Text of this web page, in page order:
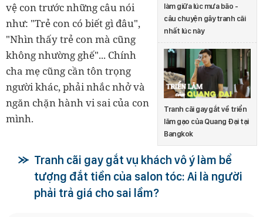
làm giữa lúc mưa bão -
câu chuyện gây tranh cãi
nhất lúc này
Tranh cãi gay gắt về triển
lãm gạo của Quang Đại tại
Bangkok
vệ con trước những câu nói
như: "Trẻ con có biết gì đâu",
"Nhìn thấy trẻ con mà cũng
không nhường ghế"... Chính
cha mẹ cũng cần tôn trọng
người khác, phải nhắc nhở và
ngăn chặn hành vi sai của con
mình.
Tranh cãi gay gắt vụ khách vô ý làm bể
tượng đắt tiền của salon tóc: Ai là người
phải trả giá cho sai lầm?